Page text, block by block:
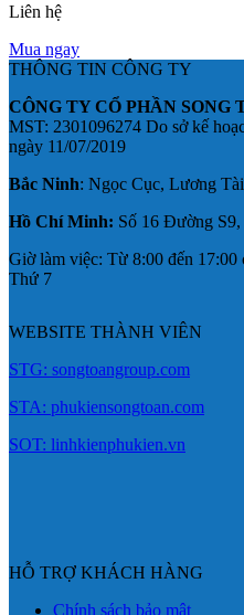
Liên hệ
Mua ngay
THÔNG TIN CÔNG TY
CÔNG TY CỔ PHẦN SONG
MST: 2301096274 Do sở kế
ngày 11/07/2019
Bắc Ninh: Ngọc Cục, Lương
Hồ Chí Minh: Số 16 Đường
Giờ làm việc: Từ 8:00 đến 17:00
Thứ 7
WEBSITE THÀNH VIÊN
STG: songtoangroup.com
STA: phukiensongtoan.com
SOT: linhkienphukien.vn
HỖ TRỢ KHÁCH HÀNG
Chính sách bảo mật